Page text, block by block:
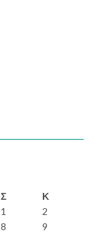
Σ
Κ
1
2
8
9